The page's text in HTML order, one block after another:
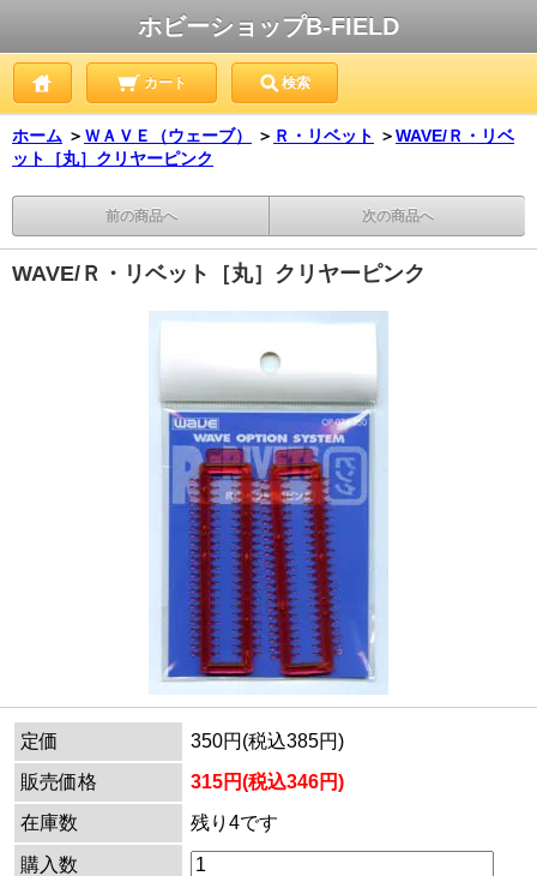
ホビーショップB-FIELD
カート 検索
ホーム ＞ ＷＡＶＥ（ウェーブ） ＞ Ｒ・リベット ＞WAVE/Ｒ・リベ
ット［丸］クリヤーピンク
前の商品へ 次の商品へ
WAVE/Ｒ・リベット［丸］クリヤーピンク
定価
350円(税込385円)
販売価格
315円(税込346円)
在庫数
残り4です
購入数